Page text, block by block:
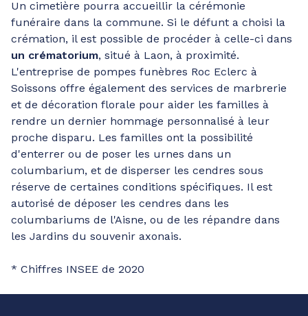
Un cimetière pourra accueillir la cérémonie
funéraire dans la commune. Si le défunt a choisi la
crémation, il est possible de procéder à celle-ci dans
un crématorium, situé à Laon, à proximité.
L'entreprise de pompes funèbres Roc Eclerc à
Soissons offre également des services de marbrerie
et de décoration florale pour aider les familles à
rendre un dernier hommage personnalisé à leur
proche disparu. Les familles ont la possibilité
d'enterrer ou de poser les urnes dans un
columbarium, et de disperser les cendres sous
réserve de certaines conditions spécifiques. Il est
autorisé de déposer les cendres dans les
columbariums de l'Aisne, ou de les répandre dans
les Jardins du souvenir axonais.
* Chiffres INSEE de 2020